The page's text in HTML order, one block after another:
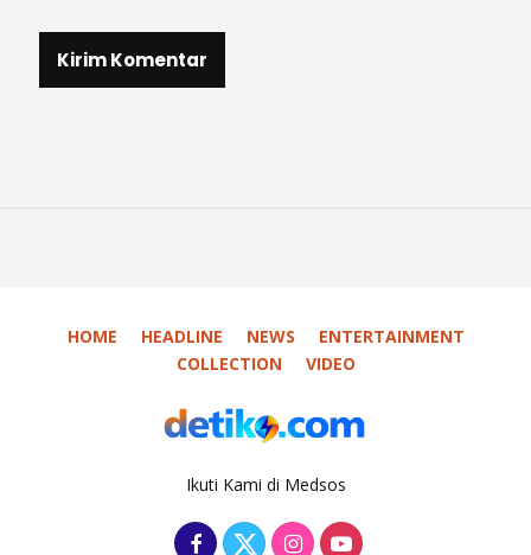
HOME HEADLINE NEWS
ENTERTAINMENT
COLLECTION
VIDEO
Ikuti Kami di Medsos